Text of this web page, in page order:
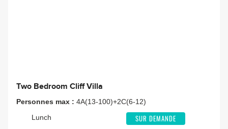
Two Bedroom Cliff Villa
Personnes max : 4A(13-100)+2C(6-12)
Lunch
SUR DEMANDE